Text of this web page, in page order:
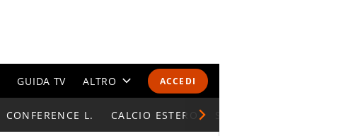
ACCEDI
GUIDA TV ALTRO
CALENDARI E CLASSIFICHE
CONFERENCE L. CALCIO ESTERO